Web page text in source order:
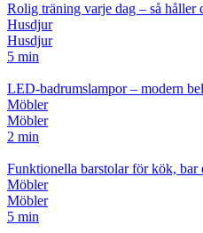
Rolig träning varje dag – så håller
Husdjur
Husdjur
5 min
LED-badrumslampor – modern
Möbler
Möbler
2 min
Funktionella barstolar för kök, bar
Möbler
Möbler
5 min